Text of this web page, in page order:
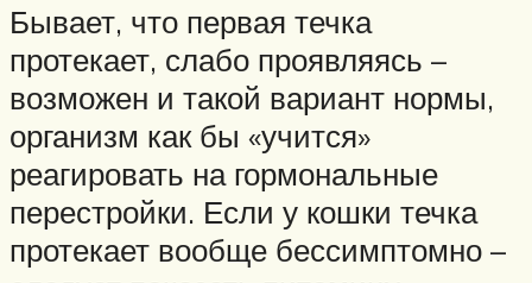
Бывает, что первая течка
протекает, слабо проявляясь –
возможен и такой вариант нормы,
организм как бы «учится»
реагировать на гормональные
перестройки. Если у кошки течка
протекает вообще бессимптомно –